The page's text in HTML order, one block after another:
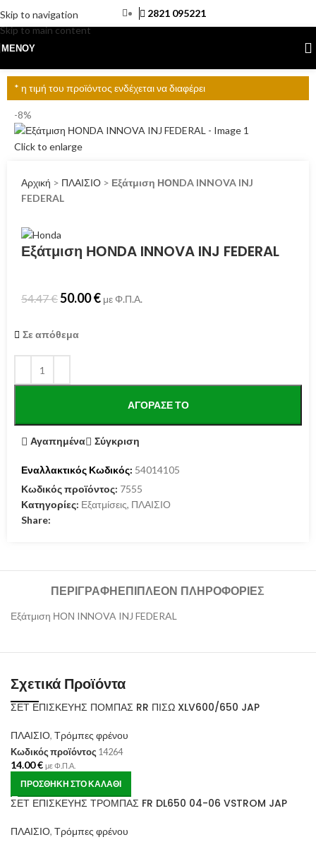
Skip to navigation
Skip to main content
2821 095221
ΜΕΝΟΎ
* η τιμή του προϊόντος ενδέχεται να διαφέρει
-8%
Click to enlarge
Αρχική > ΠΛΑΙΣΙΟ > Εξάτμιση ΗΟΝDA INNOVA INJ
FEDERAL
Εξάτμιση ΗΟΝDA INNOVA INJ FEDERAL
54.47€50.00€ με Φ.Π.Α.
Σε απόθεμα
ΑΓΌΡΑΣΕ ΤΟ
Αγαπημένα Σύγκριση
Εναλλακτικός Κωδικός: 54014105
Κωδικός προϊόντος: 7555
Κατηγορίες: Εξατμίσεις, ΠΛΑΙΣΙΟ
Share:
ΠΕΡΙΓΡΑΦΉΕΠΙΠΛΈΟΝ ΠΛΗΡΟΦΟΡΊΕΣ
Εξάτμιση ΗΟΝ INNOVA INJ FEDERAL
Σχετικά Προϊόντα
ΣΕΤ ΕΠΙΣΚΕΥΗΣ ΠΟΜΠΑΣ RR ΠΙΣΩ XLV600/650 JAP
ΠΛΑΙΣΙΟ, Τρόμπες φρένου
Κωδικός προϊόντος 14264
14.00€ με Φ.Π.Α.
ΠΡΟΣΘΉΚΗ ΣΤΟ ΚΑΛΆΘΙ
ΣΕΤ ΕΠΙΣΚΕΥΗΣ ΤΡΟΜΠΑΣ FR DL650 04-06 VSTROM JAP
ΠΛΑΙΣΙΟ, Τρόμπες φρένου